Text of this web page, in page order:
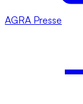
AGRA Presse